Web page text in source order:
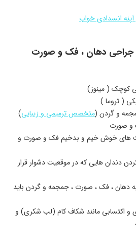
آپنه انسدادی خواب
جراحی دهان ، فک و صورت
کوچک ( مینوز)
( تروما )
و گردن (متخصص ترمیمی و زیبایی)
و صورت
های خوش خیم و بدخیم فک و صورت و
دندان هایی که در موقعیت دشوار قرار
دهان ، فک ، صورت ، جمجمه و گردن باید
و اکتسابی مانند شکاف کام (لب شکری) و